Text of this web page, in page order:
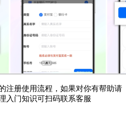
注册使用流程，如果对你有帮助请
入门知识可扫码联系客服